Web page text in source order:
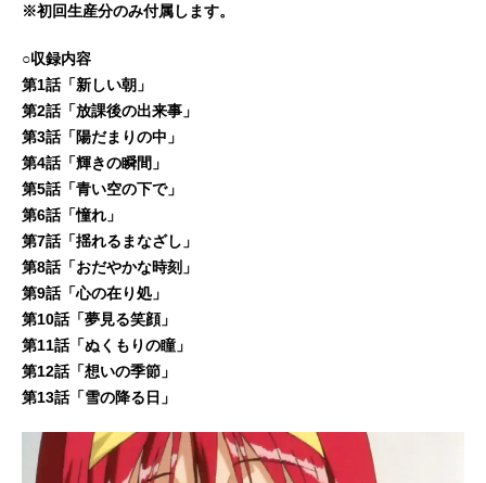
※初回生産分のみ付属します。
○収録内容
第1話「新しい朝」
第2話「放課後の出来事」
第3話「陽だまりの中」
第4話「輝きの瞬間」
第5話「青い空の下で」
第6話「憧れ」
第7話「揺れるまなざし」
第8話「おだやかな時刻」
第9話「心の在り処」
第10話「夢見る笑顔」
第11話「ぬくもりの瞳」
第12話「想いの季節」
第13話「雪の降る日」